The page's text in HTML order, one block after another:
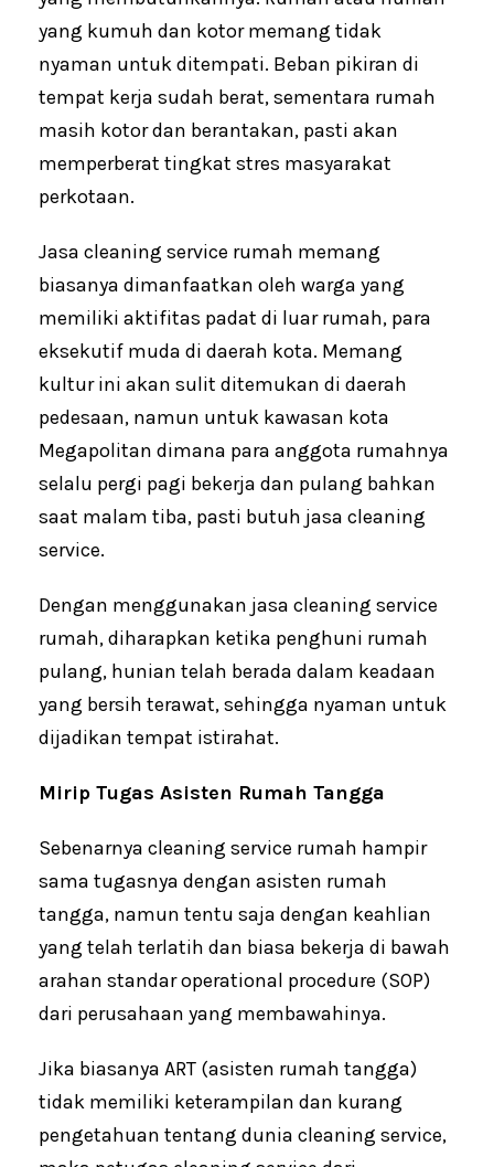
o
k
p
yang kumuh dan kotor memang tidak
nyaman untuk ditempati. Beban pikiran di
tempat kerja sudah berat, sementara rumah
masih kotor dan berantakan, pasti akan
memperberat tingkat stres masyarakat
perkotaan.
Jasa cleaning service rumah memang
biasanya dimanfaatkan oleh warga yang
memiliki aktifitas padat di luar rumah, para
eksekutif muda di daerah kota. Memang
kultur ini akan sulit ditemukan di daerah
pedesaan, namun untuk kawasan kota
Megapolitan dimana para anggota rumahnya
selalu pergi pagi bekerja dan pulang bahkan
saat malam tiba, pasti butuh jasa cleaning
service.
Dengan menggunakan jasa cleaning service
rumah, diharapkan ketika penghuni rumah
pulang, hunian telah berada dalam keadaan
yang bersih terawat, sehingga nyaman untuk
dijadikan tempat istirahat.
Mirip Tugas Asisten Rumah Tangga
Sebenarnya cleaning service rumah hampir
sama tugasnya dengan asisten rumah
tangga, namun tentu saja dengan keahlian
yang telah terlatih dan biasa bekerja di bawah
arahan standar operational procedure (SOP)
dari perusahaan yang membawahinya.
Jika biasanya ART (asisten rumah tangga)
tidak memiliki keterampilan dan kurang
pengetahuan tentang dunia cleaning service,